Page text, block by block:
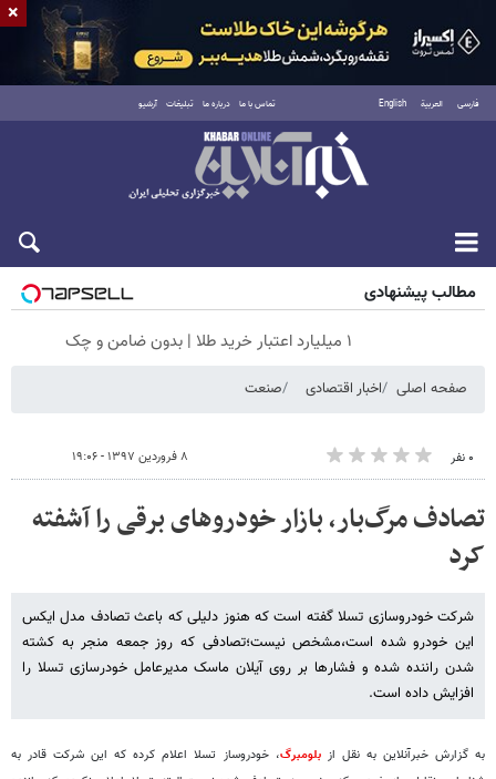
فارسی العربية English تماس با ما درباره ما تبلیغات آرشیو
پنجشنبه ۱۵ مرداد ۱۴۰۵
مطالب پیشنهادی
۱ میلیارد اعتبار خرید طلا | بدون ضامن و چک
صفحه اصلی اخبار اقتصادی صنعت
۰ نفر ۸ فروردین ۱۳۹۷ - ۱۹:۰۶
تصادف مرگ‌بار، بازار خودروهای برقی را آشفته
کرد
شرکت خودروسازی تسلا گفته است که هنوز دلیلی که باعث تصادف مدل ایکس
این خودرو شده است،مشخص نیست؛تصادفی که روز جمعه منجر به کشته
شدن راننده شده و فشارها بر روی آیلان ماسک مدیرعامل خودرسازی تسلا را
افزایش داده است.
به گزارش خبرآنلاین به نقل ازبلومبرگ، خودروساز تسلا اعلام کرده که این شرکت قادر به
×